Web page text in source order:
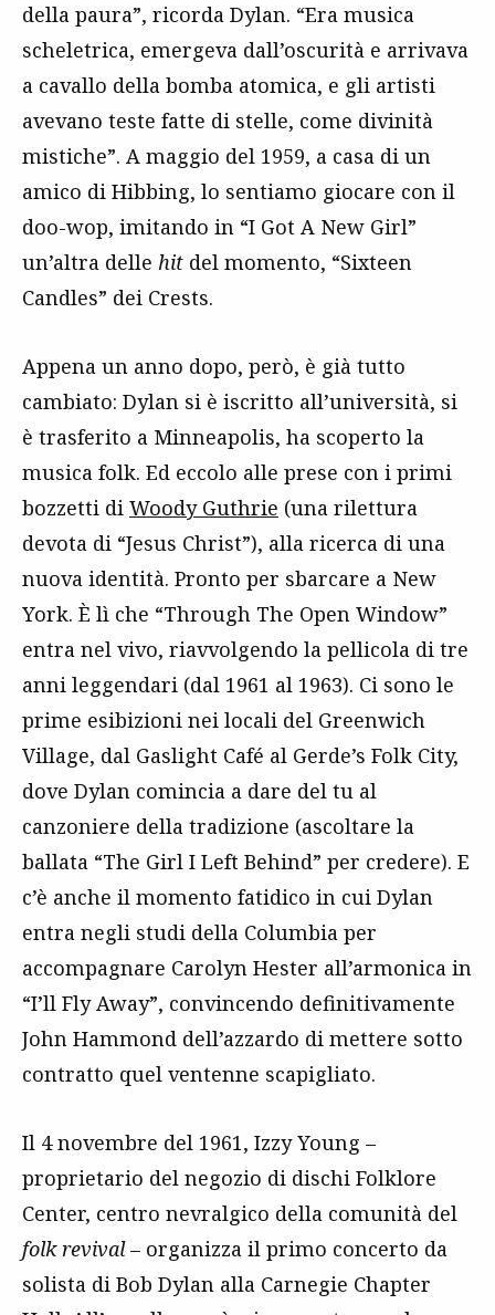
della paura”, ricorda Dylan. “Era musica
scheletrica, emergeva dall’oscurità e arrivava
a cavallo della bomba atomica, e gli artisti
avevano teste fatte di stelle, come divinità
mistiche”. A maggio del 1959, a casa di un
amico di Hibbing, lo sentiamo giocare con il
doo-wop, imitando in “I Got A New Girl”
un’altra delle hit del momento, “Sixteen
Candles” dei Crests.
Appena un anno dopo, però, è già tutto
cambiato: Dylan si è iscritto all’università, si
è trasferito a Minneapolis, ha scoperto la
musica folk. Ed eccolo alle prese con i primi
bozzetti di Woody Guthrie (una rilettura
devota di “Jesus Christ”), alla ricerca di una
nuova identità. Pronto per sbarcare a New
York. È lì che “Through The Open Window”
entra nel vivo, riavvolgendo la pellicola di tre
anni leggendari (dal 1961 al 1963). Ci sono le
prime esibizioni nei locali del Greenwich
Village, dal Gaslight Café al Gerde’s Folk City,
dove Dylan comincia a dare del tu al
canzoniere della tradizione (ascoltare la
ballata “The Girl I Left Behind” per credere). E
c’è anche il momento fatidico in cui Dylan
entra negli studi della Columbia per
accompagnare Carolyn Hester all’armonica in
“I’ll Fly Away”, convincendo definitivamente
John Hammond dell’azzardo di mettere sotto
contratto quel ventenne scapigliato.
Il 4 novembre del 1961, Izzy Young –
proprietario del negozio di dischi Folklore
Center, centro nevralgico della comunità del
folk revival– organizza il primo concerto da
solista di Bob Dylan alla Carnegie Chapter